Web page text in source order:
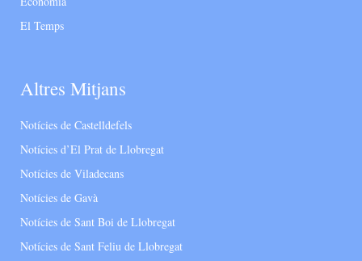
El Temps
Altres Mitjans
Notícies de Castelldefels
Notícies d’El Prat de Llobregat
Notícies de Viladecans
Notícies de Gavà
Notícies de Sant Boi de Llobregat
Notícies de Sant Feliu de Llobregat